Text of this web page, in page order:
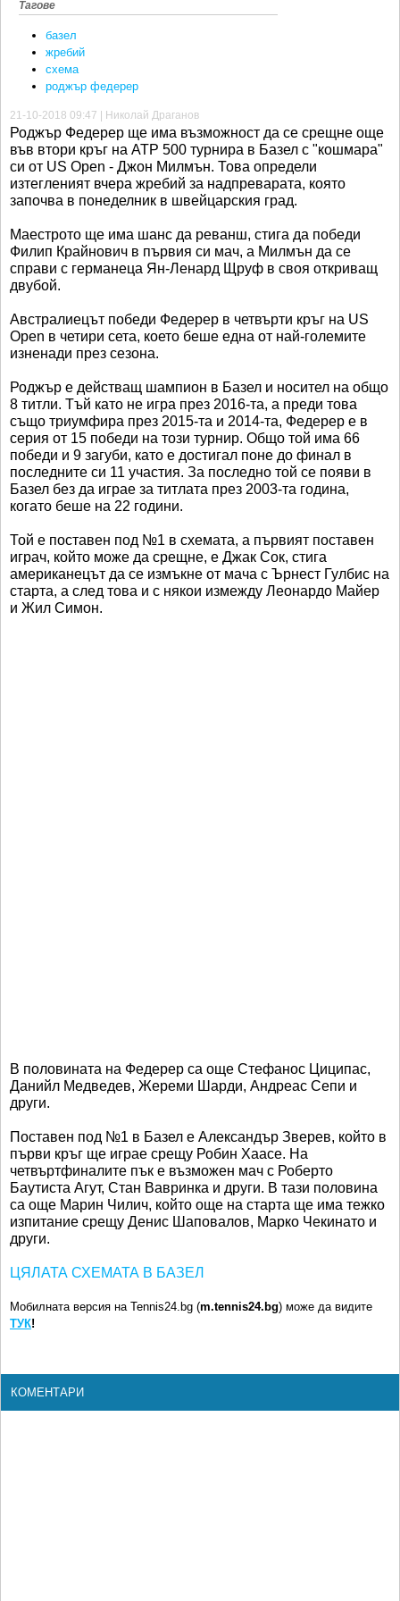
Тагове
базел
жребий
схема
роджър федерер
21-10-2018 09:47 | Николай Драганов
Роджър Федерер ще има възможност да се срещне още
във втори кръг на ATP 500 турнира в Базел с "кошмара"
си от US Open - Джон Милмън. Това определи
изтегленият вчера жребий за надпреварата, която
започва в понеделник в швейцарския град.
Маестрото ще има шанс да реванш, стига да победи
Филип Крайнович в първия си мач, а Милмън да се
справи с германеца Ян-Ленард Щруф в своя откриващ
двубой.
Австралиецът победи Федерер в четвърти кръг на US
Open в четири сета, което беше една от най-големите
изненади през сезона.
Роджър е действащ шампион в Базел и носител на общо
8 титли. Тъй като не игра през 2016-та, а преди това
също триумфира през 2015-та и 2014-та, Федерер е в
серия от 15 победи на този турнир. Общо той има 66
победи и 9 загуби, като е достигал поне до финал в
последните си 11 участия. За последно той се появи в
Базел без да играе за титлата през 2003-та година,
когато беше на 22 години.
Той е поставен под №1 в схемата, а първият поставен
играч, който може да срещне, е Джак Сок, стига
американецът да се измъкне от мача с Ърнест Гулбис на
старта, а след това и с някои измежду Леонардо Майер
и Жил Симон.
В половината на Федерер са още Стефанос Циципас,
Данийл Медведев, Жереми Шарди, Андреас Сепи и
други.
Поставен под №1 в Базел е Александър Зверев, който в
първи кръг ще играе срещу Робин Хаасе. На
четвъртфиналите пък е възможен мач с Роберто
Баутиста Агут, Стан Вавринка и други. В тази половина
са още Марин Чилич, който още на старта ще има тежко
изпитание срещу Денис Шаповалов, Марко Чекинато и
други.
ЦЯЛАТА СХЕМАТА В БАЗЕЛ
Мобилната версия на Tennis24.bg (m.tennis24.bg) може да видите
ТУК!
КОМЕНТАРИ